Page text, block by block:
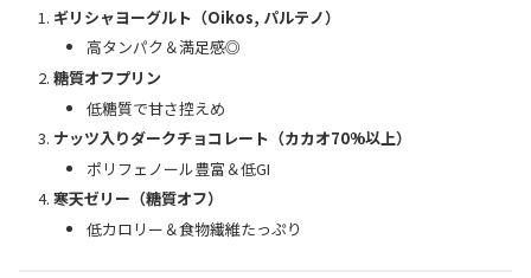
ギリシャヨーグルト（Oikos, パルテノ）
高タンパク＆満足感◎
糖質オフプリン
低糖質で甘さ控えめ
ナッツ入りダークチョコレート（カカオ70%以上）
ポリフェノール豊富＆低GI
寒天ゼリー（糖質オフ）
低カロリー＆食物繊維たっぷり